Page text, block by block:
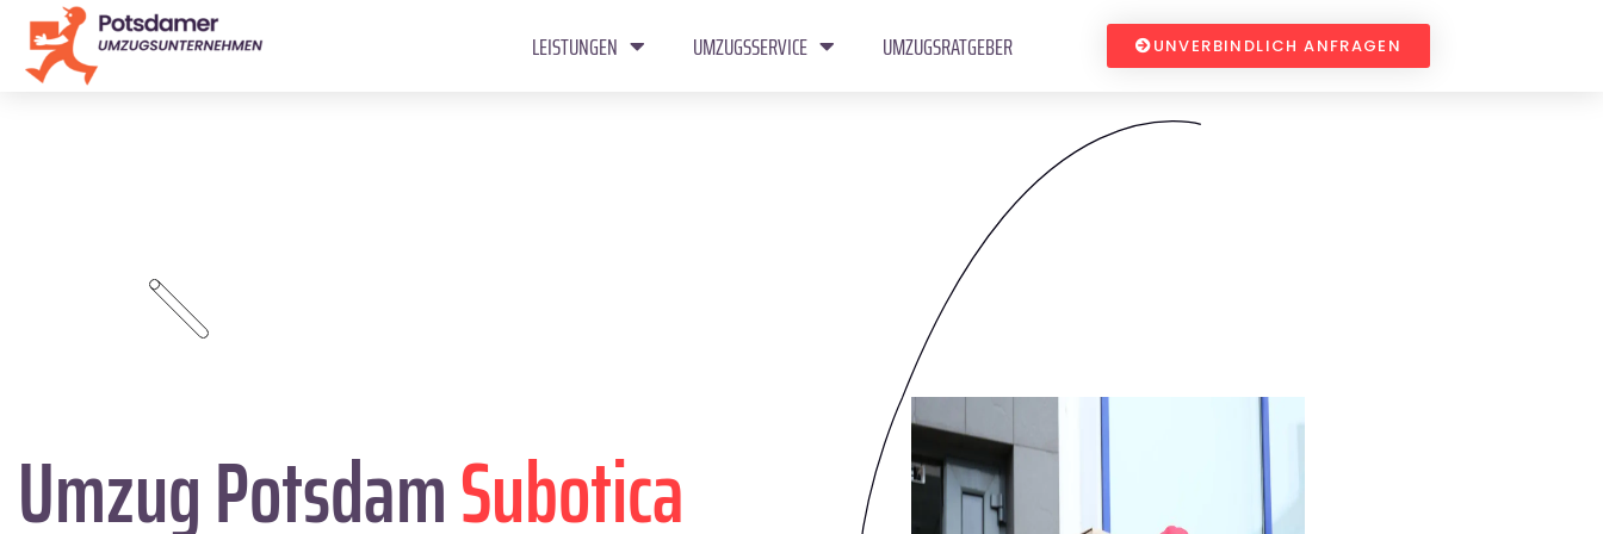
LEISTUNGEN UMZUGSSERVICE UMZUGSRATGEBER UNVERBINDLICH ANFRAGEN
Umzug PotsdamSubotica